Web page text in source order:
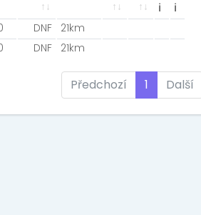
ℹ
ℹ
DNF
21km
DNF 21km
Předchozí 1 Další